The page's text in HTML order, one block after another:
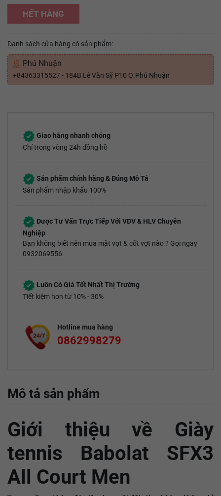
HẾT HÀNG
Danh sách cửa hàng có sản phẩm:
Phú Nhuận
+84363315527 - 184B Lê Văn Sỹ P10 Q.Phú Nhuận
Giao hàng nhanh chóng
Chỉ trong vòng 24h đồng hồ
Sản phẩm chính hãng & Đúng Mô Tả
Sản phẩm nhập khẩu 100%
Được Tư Vấn Trực Tiếp Với VĐV & HLV Chuyên
Nghiệp
Bạn không biết nên mua mặt vợt & cốt vợt nào ? Gọi ngay
0932069556
Luôn Có Giá Tốt Nhất Thị Trường
Tiết kiệm hơn từ 10% - 30%
Hotline mua hàng
0862998279
Mô tả sản phẩm
Giới thiệu về Giày
tennis Babolat SFX3
All Court Men